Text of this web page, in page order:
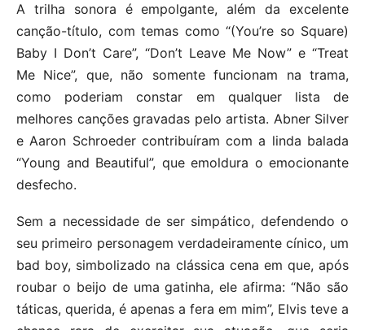
A trilha sonora é empolgante, além da excelente
canção-título, com temas como “(You’re so Square)
Baby I Don’t Care”, “Don’t Leave Me Now” e “Treat
Me Nice”, que, não somente funcionam na trama,
como poderiam constar em qualquer lista de
melhores canções gravadas pelo artista. Abner Silver
e Aaron Schroeder contribuíram com a linda balada
“Young and Beautiful”, que emoldura o emocionante
desfecho.
Sem a necessidade de ser simpático, defendendo o
seu primeiro personagem verdadeiramente cínico, um
bad boy, simbolizado na clássica cena em que, após
roubar o beijo de uma gatinha, ele afirma: “Não são
táticas, querida, é apenas a fera em mim”, Elvis teve a